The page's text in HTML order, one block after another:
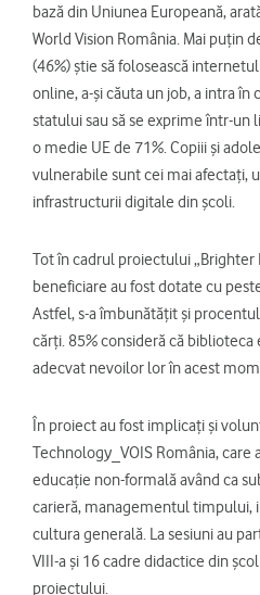
bază din Uniunea Europeană,
World Vision România. Mai puțin
(46%) știe să folosească
online, a-și căuta un job, a intra
statului sau să se exprime într-un
o medie UE de 71%. Copiii și
vulnerabile sunt cei mai afectați,
infrastructurii digitale din școli.
Tot în cadrul proiectului
beneficiare au fost dotate cu
Astfel, s-a îmbunătățit și
cărți. 85% consideră că
adecvat nevoilor lor în acest
În proiect au fost implicați și
Technology_VOIS România, care
educație non-formală având ca
carieră, managementul timpului,
cultura generală. La sesiuni au
VIII-a și 16 cadre didactice din
proiectului.